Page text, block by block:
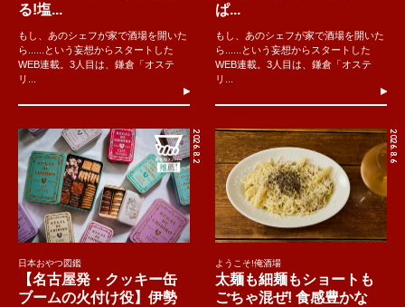
る!塩...
もし、あのシェフが家で酒場を開いた
ら......という妄想からスタートした
WEB連載。3人目は、鎌倉「オステ
リ...
ぱ...
もし、あのシェフが家で酒場を開いた
ら......という妄想からスタートした
WEB連載。3人目は、鎌倉「オステ
リ...
2026.8.2
日本おやつ図鑑
【名古屋発・クッキー缶
ブームの火付け役】伊勢
2026.8.6
ようこそ!俺酒場
太麺も細麺もショートも
ごちゃ混ぜ! 食感豊かな